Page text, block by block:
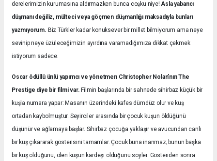
derelerimizin kurumasına aldırmazken bunca coşku niye!Asla yabancı
düşmanı değiliz, mülteci veya göçmen düşmanlığı maksadıyla bunları
yazmıyorum. Biz Türkler kadar konuksever bir millet bilmiyorum ama neye
sevinip neye üzüleceğimizin ayırdına varamadığımıza dikkat çekmek
istiyorum sadece.
Oscar ödüllü ünlü yapımcı ve yönetmen Christopher Nolan’nın The
Prestige diye bir filmi var. Filmin başlarında bir sahnede sihirbaz küçük bir
kuşla numara yapar: Masanın üzerindeki kafes dümdüz olur ve kuş
ortadan kaybolmuştur. Seyirciler arasında bir çocuk kuşun öldüğünü
düşünür ve ağlamaya başlar. Sihirbaz çocuğa yaklaşır ve avucundan canlı
bir kuş çıkararak gösterisini tamamlar. Çocuk buna inanmaz; bunun başka
bir kuş olduğunu, ölen kuşun kardeşi olduğunu söyler. Gösteriden sonra